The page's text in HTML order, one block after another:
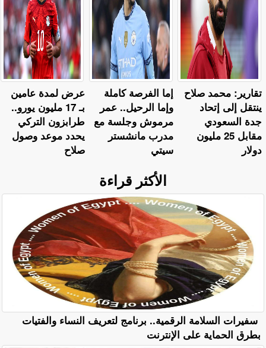
عرض لمدة عامين
بـ 17 مليون يورو..
طرابزون التركي
يحدد موعد وصول
صلاح
إما الفرصة كاملة
وإما الرحيل.. عمر
مرموش وجلسة مع
مدرب مانشستر
سيتي
تقارير: محمد صلاح
ينتقل إلى إتحاد
جدة السعودي
مقابل 25 مليون
دولار
الأكثر قراءة
سفيرات السلامة الرقمية.. برنامج لتعريف النساء والفتيات
بطرق الحماية على الإنترنت